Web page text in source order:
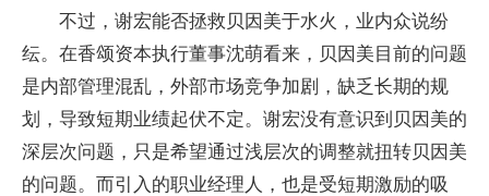
不过，谢宏能否拯救贝因美于水火，业内众说纷
纭。在香颂资本执行董事沈萌看来，贝因美目前的问题
是内部管理混乱，外部市场竞争加剧，缺乏长期的规
划，导致短期业绩起伏不定。谢宏没有意识到贝因美的
深层次问题，只是希望通过浅层次的调整就扭转贝因美
的问题。而引入的职业经理人，也是受短期激励的吸